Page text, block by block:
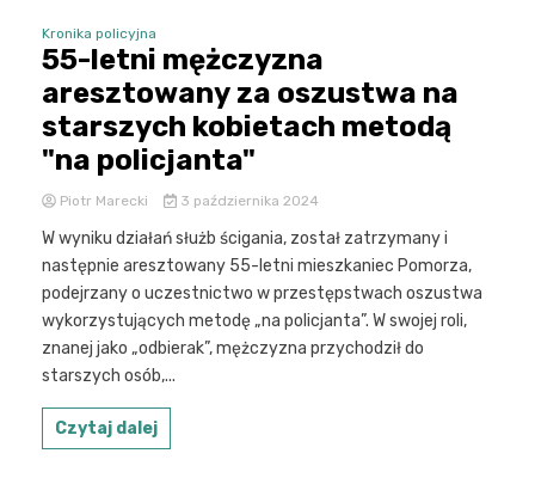
Kronika policyjna
55-letni mężczyzna
aresztowany za oszustwa na
starszych kobietach metodą
"na policjanta"
Piotr Marecki 3 października 2024
W wyniku działań służb ścigania, został zatrzymany i
następnie aresztowany 55-letni mieszkaniec Pomorza,
podejrzany o uczestnictwo w przestępstwach oszustwa
wykorzystujących metodę „na policjanta”. W swojej roli,
znanej jako „odbierak”, mężczyzna przychodził do
starszych osób,...
Czytaj dalej